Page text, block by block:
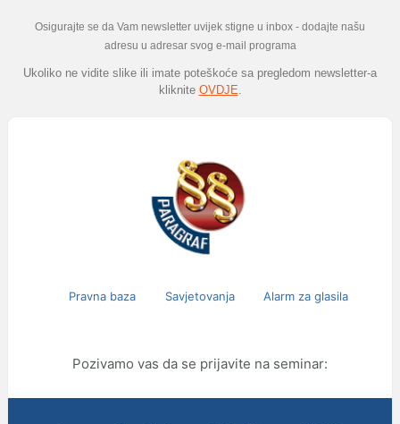
Osigurajte se da Vam newsletter uvijek stigne u inbox - dodajte našu
adresu u adresar svog e-mail programa
Ukoliko ne vidite slike ili imate poteškoće sa pregledom newsletter-a
kliknite OVDJE.
Pravna baza Savjetovanja Alarm za glasila
Pozivamo vas da se prijavite na seminar: